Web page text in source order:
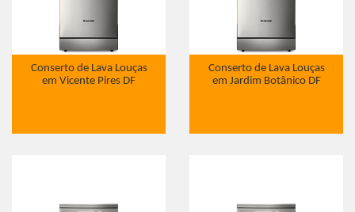
Conserto de Lava Louças
em Vicente Pires DF
Conserto de Lava Louças
em Jardim Botânico DF